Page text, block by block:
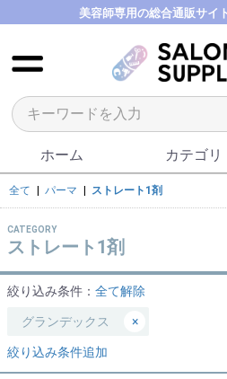
美容師専用の総合通販サイ
ホーム カテゴリ
全て パーマ ストレート1剤
CATEGORY
ストレート1剤
絞り込み条件： 全て解除
グランデックス ×
絞り込み条件追加